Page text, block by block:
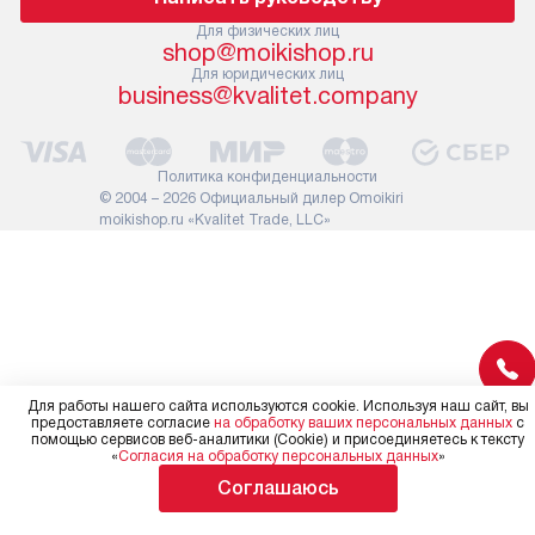
прибора не позволяют его
проходу через дверной проем,
сотрудники транспортной
службы не имеют права
демонтировать дверцы, ручки
или другие выступающие
элементы, так как это может
повлиять на гарантийное
обслуживание в будущем.
требуется
Для физических лиц
shop@moikishop.ru
Для юридических лиц
business@kvalitet.company
© 2004 – 2026 Официальный дилер Omoikiri
moikishop.ru «Kvalitet Trade, LLC»
Политика конфиденциальности
Для работы нашего сайта используются cookie. Используя наш сайт, вы
предоставляете согласие на обработку ваших персональных данных с
помощью сервисов веб-аналитики (Cookie) и присоединяетесь к тексту
«Согласия на обработку персональных данных»
Соглашаюсь